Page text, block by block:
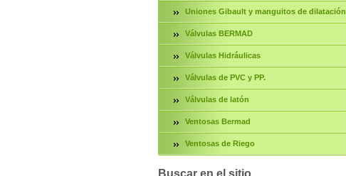
Uniones Gibault y manguitos de dilatación
Válvulas BERMAD
Válvulas Hidráulicas
Válvulas de PVC y PP.
Válvulas de latón
Ventosas Bermad
Ventosas de Riego
Buscar en el sitio